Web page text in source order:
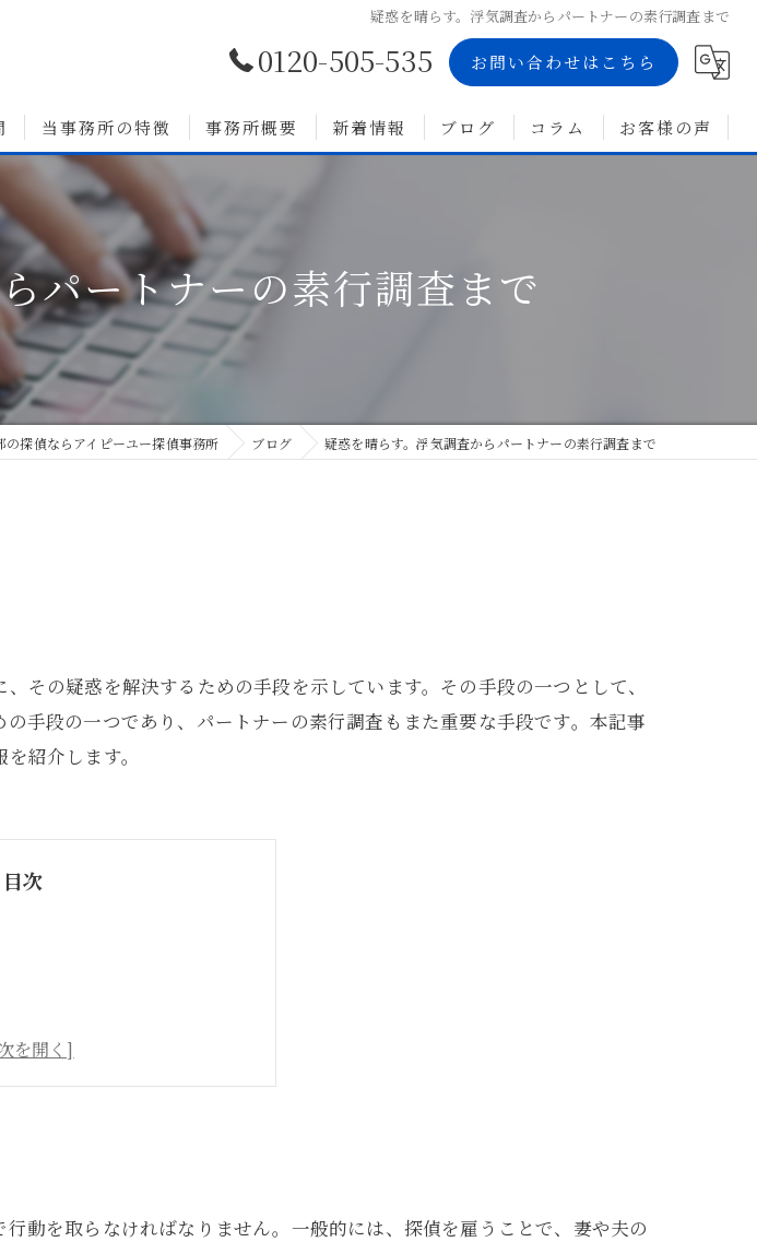
疑惑を晴らす。浮気調査からパートナーの素行調査まで
0120-505-535 お問い合わせはこちら
当事務所の特徴
浮気調査
婚前調査
人探し
素行調査
無料相談
事務所概要 新着情報 ブログ コラム お客様の声
パートナーの素行調査まで
の探偵ならアイピーユー探偵事務所 ブログ 疑惑を晴らす。浮気調査からパートナーの素行調査まで
その疑惑を解決するための手段を示しています。その手段の一つとして、
手段の一つであり、パートナーの素行調査もまた重要な手段です。本記事
紹介します。
目次
ポイント
動を取らなければなりません。一般的には、探偵を雇うことで、妻や夫の